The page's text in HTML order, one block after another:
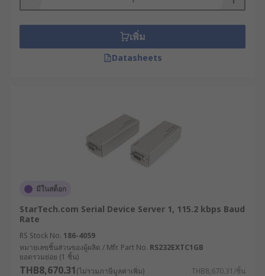
เพิ่ม
Datasheets
มีในสต็อก
StarTech.com Serial Device Server 1, 115.2 kbps Baud
Rate
RS Stock No. 186-4059
หมายเลขชิ้นส่วนของผู้ผลิต / Mfr. Part No. RS232EXTC1GB
ยอดรวมย่อย (1 ชิ้น)
THB8,670.31(ไม่รวมภาษีมูลค่าเพิ่ม) THB8,670.31/ชิ้น